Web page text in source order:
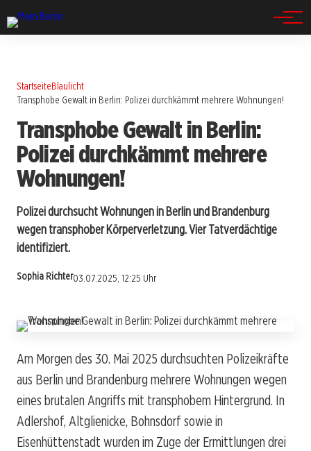
StartseiteBlaulicht
Transphobe Gewalt in Berlin: Polizei durchkämmt mehrere Wohnungen!
Transphobe Gewalt in Berlin:
Polizei durchkämmt mehrere
Wohnungen!
Polizei durchsucht Wohnungen in Berlin und Brandenburg
wegen transphober Körperverletzung. Vier Tatverdächtige
identifiziert.
Sophia Richter03.07.2025, 12:25 Uhr
Am Morgen des 30. Mai 2025 durchsuchten Polizeikräfte
aus Berlin und Brandenburg mehrere Wohnungen wegen
eines brutalen Angriffs mit transphobem Hintergrund. In
Adlershof, Altglienicke, Bohnsdorf sowie in
Eisenhüttenstadt wurden im Zuge der Ermittlungen drei